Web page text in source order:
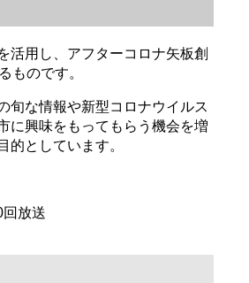
活用し、アフターコロナ矢板創
ものです。
旬な情報や新型コロナウイルス
に興味をもってもらう機会を増
としています。
放送